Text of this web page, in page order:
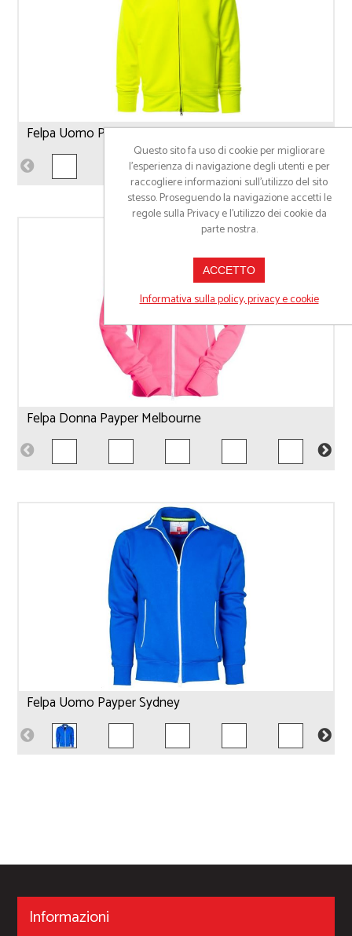
Felpa Uomo Payper Panama+
Felpa Donna Payper Melbourne
Felpa Uomo Payper Sydney
Informazioni
Questo sito fa uso di cookie per migliorare
l’esperienza di navigazione degli utenti e per
raccogliere informazioni sull’utilizzo del sito
stesso. Proseguendo la navigazione accetti le
regole sulla Privacy e l'utilizzo dei cookie da
parte nostra.
ACCETTO
Informativa sulla policy, privacy e cookie